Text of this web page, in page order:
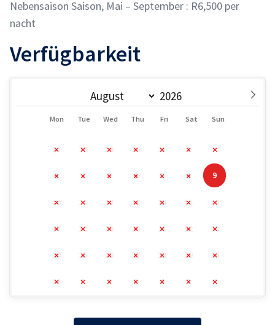
Nebensaison Saison, Mai – September : R6,500 per
nacht
Verfügbarkeit
Mon Tue Wed Thu Fri Sat Sun
27 28 29 30 31 1 2
3 4 5 6 7 8 9
10 11 12 13 14 15 16
17 18 19 20 21 22 23
24 25 26 27 28 29 30
31 1 2 3 4 5 6